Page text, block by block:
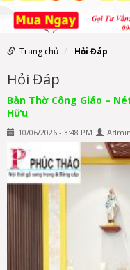
Trang chủ Hỏi Đáp
Hỏi Đáp
Bàn Thờ Công Giáo –
Hữu
10/06/2026 - 3:48 PM Admin